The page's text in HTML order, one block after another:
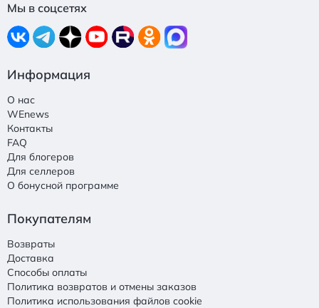
Мы в соцсетях
Информация
О нас
WEnews
Контакты
FAQ
Для блогеров
Для селлеров
О бонусной программе
Покупателям
Возвраты
Доставка
Способы оплаты
Политика возвратов и отмены заказов
Политика использования файлов cookie